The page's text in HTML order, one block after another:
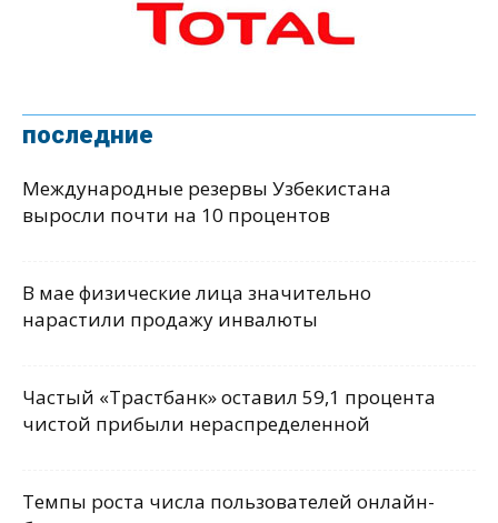
последние
Международные резервы Узбекистана
выросли почти на 10 процентов
В мае физические лица значительно
нарастили продажу инвалюты
Частый «Трастбанк» оставил 59,1 процента
чистой прибыли нераспределенной
Темпы роста числа пользователей онлайн-